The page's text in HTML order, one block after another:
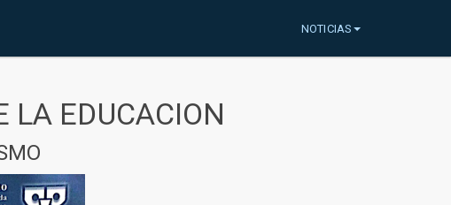
NOTICIAS
LA EDUCACION